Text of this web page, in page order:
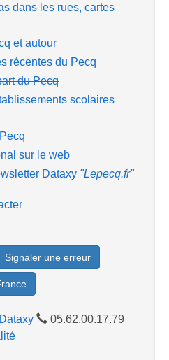
dans les rues, cartes
et autour
récentes du Pecq
du Pecq
scolaires
sur le web
Dataxy "Lepecq.fr"
Signaler une erreur
Dataxy
05.62.00.17.79